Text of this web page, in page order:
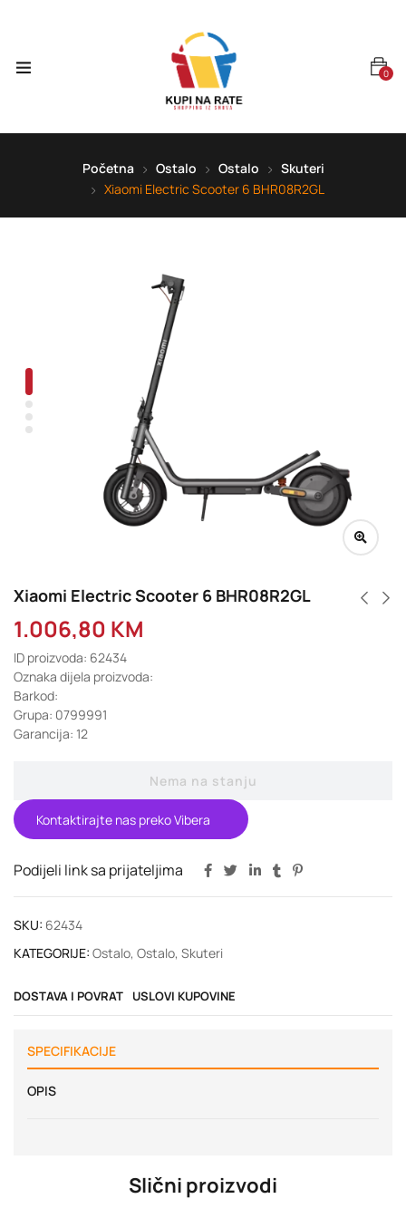
0
Početna Ostalo Ostalo
Skuteri
Xiaomi Electric Scooter 6 BHR08R2GL
Xiaomi Electric Scooter 6 BHR08R2GL
1.006,80 KM
ID proizvoda: 62434
Oznaka dijela proizvoda:
Barkod:
Grupa: 0799991
Garancija: 12
Nema na stanju
Kontaktirajte nas preko Vibera
Podijeli link sa prijateljima
SKU: 62434
KATEGORIJE: Ostalo, Ostalo, Skuteri
DOSTAVA I POVRAT USLOVI KUPOVINE
SPECIFIKACIJE
OPIS
Slični proizvodi